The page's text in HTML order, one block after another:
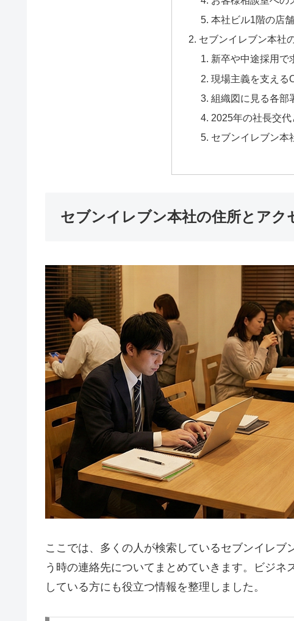
本社ビル1階の店
セブンイレブン本社
新卒や中途採用で
現場主義を支える
組織図に見る各部
2025年の社長交
セブンイレブン本
セブンイレブン本社の住所とアク
ここでは、多くの人が検索しているセブンイレ
う時の連絡先についてまとめていきます。ビジ
している方にも役立つ情報を整理しました。